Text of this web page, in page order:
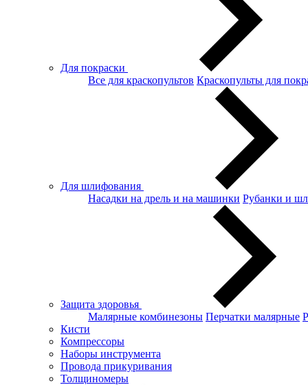
Для покраски
Все для краскопультов Краскопульты для
Для шлифования
Насадки на дрель и на машинки Рубанки и
Защита здоровья
Малярные комбинезоны Перчатки малярные
Кисти
Компрессоры
Наборы инструмента
Провода прикуривания
Толщиномеры